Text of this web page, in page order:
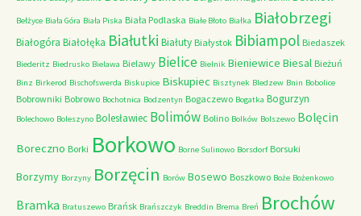
Bełżyce Biała Góra Biała Piska Biała Podlaska Białe Błoto Białka Białobrzegi
Białogóra Białołęka Białutki Białuty Białystok Bibiampol Biedaszek
Biederitz Biedrusko Bielawa Bielawy Bielice Bielnik Bieniewice Biesal Bieżuń
Binz Birkerod Bischofswerda Biskupice Biskupiec Bisztynek Bledzew Bnin Bobolice
Bobrowniki Bobrowo Bochotnica Bodzentyn Bogaczewo Bogatka Bogurzyn
Bolechowo Boleszyno Bolesławiec Bolimów Bolino Bolków Bolszewo Bolęcin
Boreczno Borki Borkowo Borne Sulinowo Borsdorf Borsuki
Borzymy Borzyny Borzęcin Borów Bosewo Boszkowo Boże Bożenkowo
Bramka Bratuszewo Brańsk Brańszczyk Breddin Brema Breń Brochów